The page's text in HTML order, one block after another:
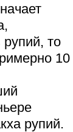
то
10
рупий.